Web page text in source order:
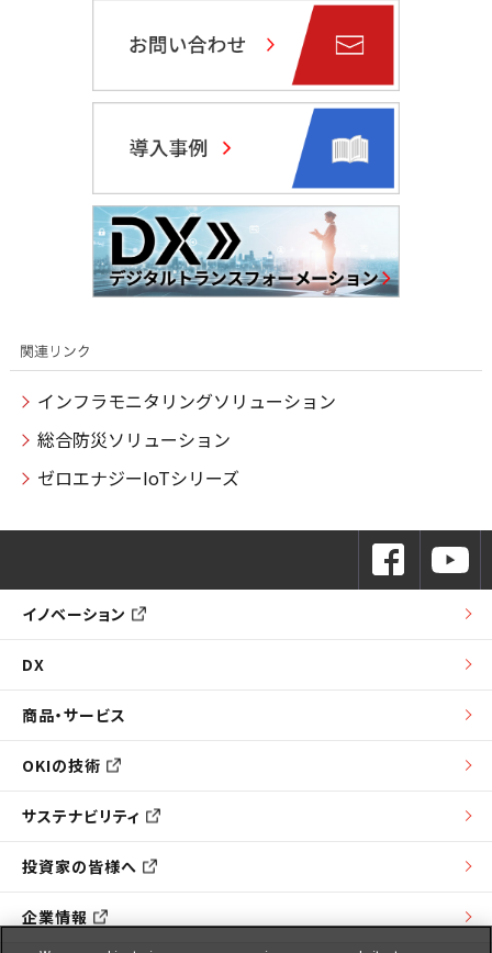
インフラモニタリングソリューション
総合防災ソリューション
ゼロエナジーIoTシリーズ
イノベーション
DX
商品・サービス
OKIの技術
サステナビリティ
投資家の皆様へ
企業情報